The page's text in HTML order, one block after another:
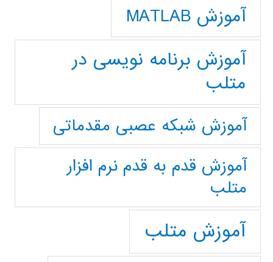
آموزش MATLAB
آموزش برنامه نویسی در
متلب
آموزش شبکه عصبی مقدماتی
آموزش قدم به قدم نرم افزار
متلب
آموزش متلب